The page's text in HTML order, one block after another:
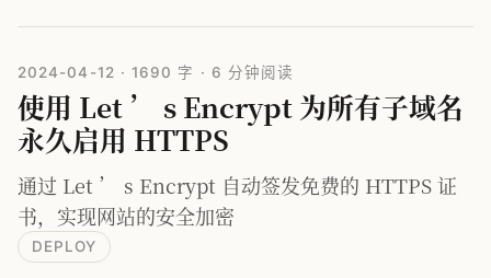
2024-04-12 ·1690 字 · 6 分钟阅读
使用 Let ’ s Encrypt 为所有子域名
永久启用 HTTPS
通过 Let ’ s Encrypt 自动签发免费的 HTTPS 证
书，实现网站的安全加密
DEPLOY